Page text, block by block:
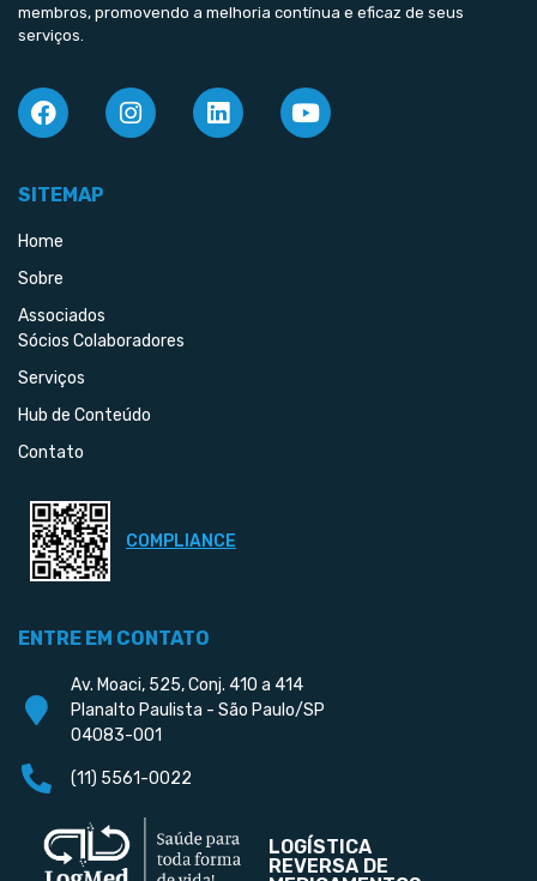
membros, promovendo a melhoria contínua e eficaz de seus
serviços.
SITEMAP
Home
Sobre
Associados
Sócios Colaboradores
Serviços
Hub de Conteúdo
Contato
COMPLIANCE
ENTRE EM CONTATO
Av. Moaci, 525, Conj. 410 a 414
Planalto Paulista - São Paulo/SP
04083-001
(11) 5561-0022
LOGÍSTICA
REVERSA DE